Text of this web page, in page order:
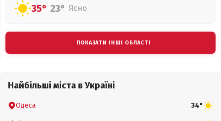
35° 23° Ясно
ПОКАЗАТИ ІНШІ ОБЛАСТІ
Найбільші міста в Україні
Одеса 34°